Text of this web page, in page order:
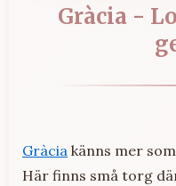
Gràcia -
Gràcia känns mer
Här finns små torg